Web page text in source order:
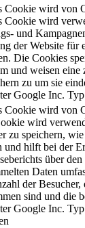
Cookie wird von
Cookie wird
und
der Website für
Die Cookies
und weisen
zu um sie
Google Inc. Typ
Cookie wird von
wird
zu speichern,
und hilft bei der
über
Daten
der Besucher,
sind und die
Google Inc. Typ